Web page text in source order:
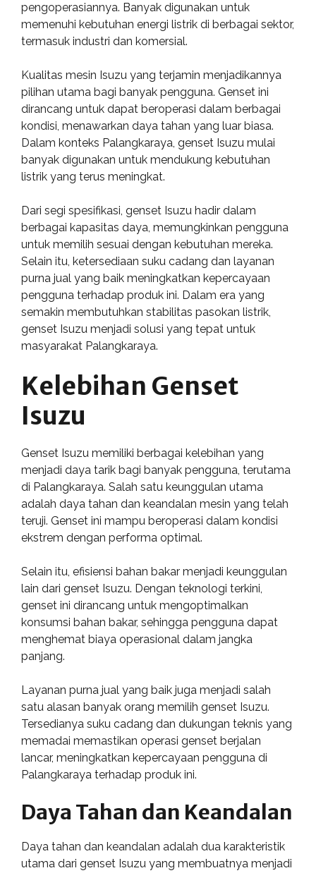
pengoperasiannya. Banyak digunakan untuk
memenuhi kebutuhan energi listrik di berbagai sektor,
termasuk industri dan komersial.
Kualitas mesin Isuzu yang terjamin menjadikannya
pilihan utama bagi banyak pengguna. Genset ini
dirancang untuk dapat beroperasi dalam berbagai
kondisi, menawarkan daya tahan yang luar biasa.
Dalam konteks Palangkaraya, genset Isuzu mulai
banyak digunakan untuk mendukung kebutuhan
listrik yang terus meningkat.
Dari segi spesifikasi, genset Isuzu hadir dalam
berbagai kapasitas daya, memungkinkan pengguna
untuk memilih sesuai dengan kebutuhan mereka.
Selain itu, ketersediaan suku cadang dan layanan
purna jual yang baik meningkatkan kepercayaan
pengguna terhadap produk ini. Dalam era yang
semakin membutuhkan stabilitas pasokan listrik,
genset Isuzu menjadi solusi yang tepat untuk
masyarakat Palangkaraya.
Kelebihan Genset
Isuzu
Genset Isuzu memiliki berbagai kelebihan yang
menjadi daya tarik bagi banyak pengguna, terutama
di Palangkaraya. Salah satu keunggulan utama
adalah daya tahan dan keandalan mesin yang telah
teruji. Genset ini mampu beroperasi dalam kondisi
ekstrem dengan performa optimal.
Selain itu, efisiensi bahan bakar menjadi keunggulan
lain dari genset Isuzu. Dengan teknologi terkini,
genset ini dirancang untuk mengoptimalkan
konsumsi bahan bakar, sehingga pengguna dapat
menghemat biaya operasional dalam jangka
panjang.
Layanan purna jual yang baik juga menjadi salah
satu alasan banyak orang memilih genset Isuzu.
Tersedianya suku cadang dan dukungan teknis yang
memadai memastikan operasi genset berjalan
lancar, meningkatkan kepercayaan pengguna di
Palangkaraya terhadap produk ini.
Daya Tahan dan Keandalan
Daya tahan dan keandalan adalah dua karakteristik
utama dari genset Isuzu yang membuatnya menjadi